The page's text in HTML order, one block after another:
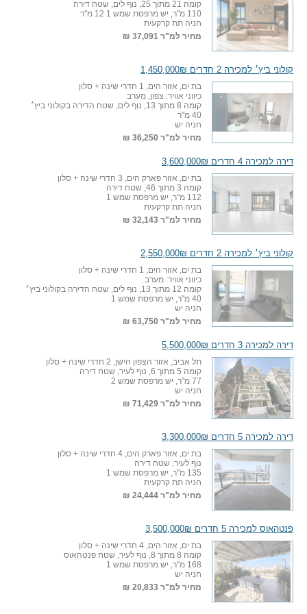
קומה 21 מתוך 25, נוף לים, שטח דירה
110 מ"ר, יש מרפסת שמש 1 12 מ"ר
חניה תת קרקעית
מחיר למ"ר 37,091 ₪
קולוני ביץ׳ למכירה 2 חדרים 1,450,000₪
בת ים, אזור הים, 1 חדרי שינה + סלון
כיווני אוויר: צפון, מערב
קומה 8 מתוך 13, נוף לים, שטח הדירה בקולוני ביץ׳
40 מ"ר
חניה יש
מחיר למ"ר 36,250 ₪
דירה למכירה 4 חדרים 3,600,000₪
בת ים, אזור פארק הים, 3 חדרי שינה + סלון
קומה 3 מתוך 46, שטח דירה
112 מ"ר, יש מרפסת שמש 1
חניה תת קרקעית
מחיר למ"ר 32,143 ₪
קולוני ביץ׳ למכירה 2 חדרים 2,550,000₪
בת ים, אזור הים, 1 חדרי שינה + סלון
כיווני אוויר: מערב
קומה 12 מתוך 13, נוף לים, שטח הדירה בקולוני ביץ׳
40 מ"ר, יש מרפסת שמש 1
חניה יש
מחיר למ"ר 63,750 ₪
דירה למכירה 3 חדרים 5,500,000₪
תל אביב, אזור הצפון הישן, 2 חדרי שינה + סלון
קומה 5 מתוך 6, נוף לעיר, שטח דירה
77 מ"ר, יש מרפסת שמש 2
חניה יש
מחיר למ"ר 71,429 ₪
דירה למכירה 5 חדרים 3,300,000₪
בת ים, אזור פארק הים, 4 חדרי שינה + סלון
נוף לעיר, שטח דירה
135 מ"ר, יש מרפסת שמש 1
חניה תת קרקעית
מחיר למ"ר 24,444 ₪
פנטהאוס למכירה 5 חדרים 3,500,000₪
בת ים, אזור הים, 4 חדרי שינה + סלון
קומה 8 מתוך 8, נוף לעיר, שטח פנטהאוס
168 מ"ר, יש מרפסת שמש 1
חניה יש
מחיר למ"ר 20,833 ₪